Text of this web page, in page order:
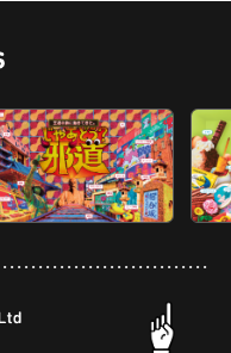
らせん階段